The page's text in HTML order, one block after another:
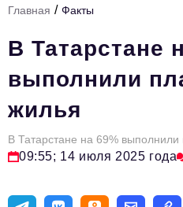
Тема номера
HR
Персона номера
Инфраструктура развития
Туризм
Главная / Факты
В Татарстане
выполнили
жилья
В Татарстане на 69%
09:55; 14 июля 2025 года